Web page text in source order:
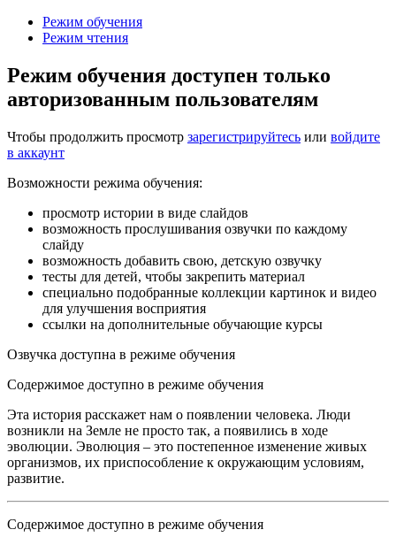
Режим обучения
Режим чтения
Режим обучения доступен только
авторизованным пользователям
Чтобы продолжить просмотр зарегистрируйтесь или войдите
в аккаунт
Возможности режима обучения:
просмотр истории в виде слайдов
возможность прослушивания озвучки по каждому
слайду
возможность добавить свою, детскую озвучку
тесты для детей, чтобы закрепить материал
специально подобранные коллекции картинок и видео
для улучшения восприятия
ссылки на дополнительные обучающие курсы
Озвучка доступна в режиме обучения
Содержимое доступно в режиме обучения
Эта история расскажет нам о появлении человека. Люди
возникли на Земле не просто так, а появились в ходе
эволюции. Эволюция – это постепенное изменение живых
организмов, их приспособление к окружающим условиям,
развитие.
Содержимое доступно в режиме обучения